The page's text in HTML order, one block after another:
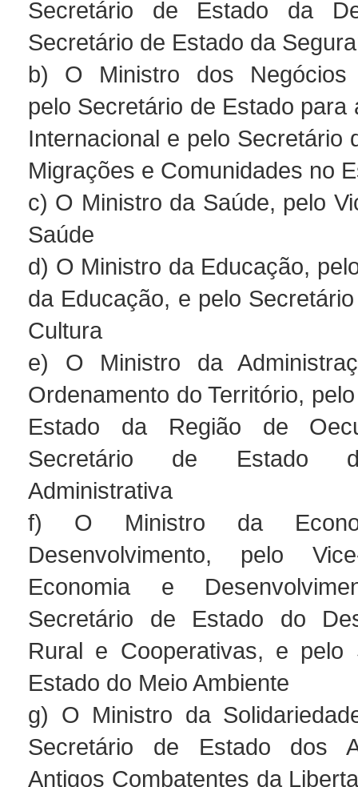
Secretário de Estado da
Secretário de Estado da
b) O Ministro dos Negócios
pelo Secretário de Estado para
Internacional e pelo Secretário
Migrações e Comunidades no
c) O Ministro da Saúde, pelo
Saúde
d) O Ministro da Educação,
da Educação, e pelo
Cultura
e) O Ministro da
Ordenamento do Território,
Estado da Região de
Secretário de Estado
Administrativa
f) O Ministro da
Desenvolvimento, pelo
Economia e
Secretário de Estado do
Rural e Cooperativas, e pelo
Estado do Meio Ambiente
g) O Ministro da
Secretário de Estado dos
Antigos Combatentes da